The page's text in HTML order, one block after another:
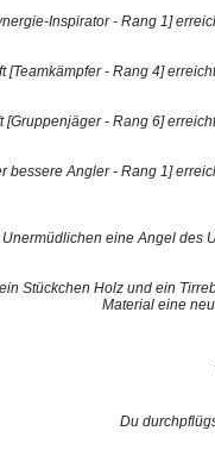
Inspirator - Rang 1]
[Teamkämpfer - Rang 4]
[Gruppenjäger - Rang 6]
bessere Angler - Rang 1]
eine Angel
Stückchen Holz und ein
Material eine
Du